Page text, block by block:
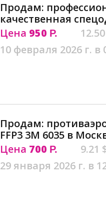
Продам:
качественная
Цена 950 Р.
10 февраля 2026 г. в
Продам:
FFP3 3M 6035 в
Цена 700 Р.
9.21
29 января 2026 г. в